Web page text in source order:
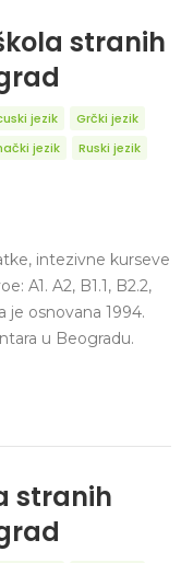
stranih
jezik
Grčki jezik
jezik
Ruski jezik
intezivne kurseve
A1. A2, B1.1, B2.2,
je osnovana 1994.
u Beogradu.
stranih